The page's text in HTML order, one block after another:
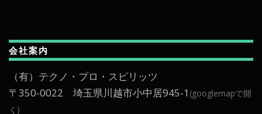
会社案内
（有）テクノ・プロ・スピリッツ
〒350-0022 埼玉県川越市小中居945-1 (googlemapで開
く)